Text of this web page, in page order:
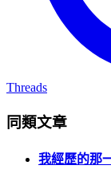
Threads
同類文章
我經歷的那